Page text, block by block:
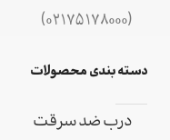
(02175178000)
دسته بندی محصولات
درب ضد سرقت